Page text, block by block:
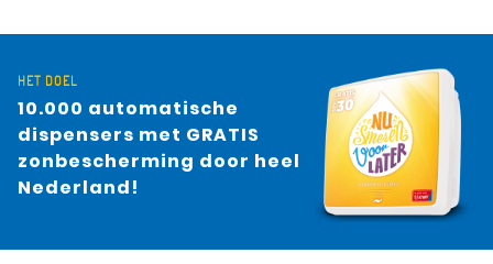
HET DOEL
10.000 automatische
dispensers met GRATIS
zonbescherming door heel
Nederland!